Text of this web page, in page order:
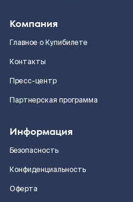
Компания
Главное о Купибилете
Контакты
Пресс-центр
Партнерская программа
Информация
Безопасность
Конфиденциальность
Оферта